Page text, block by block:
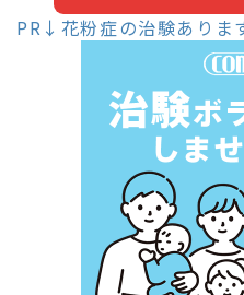
PR↓花粉症の治験ありま